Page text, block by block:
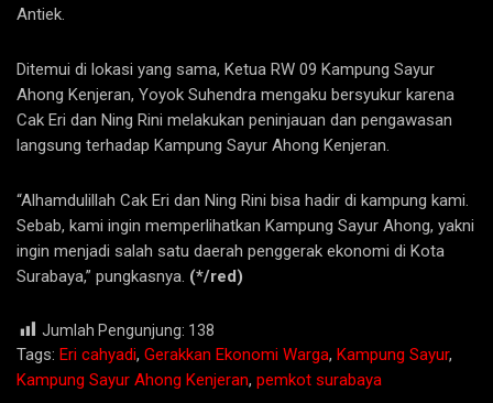
Antiek.
Ditemui di lokasi yang sama, Ketua RW 09 Kampung Sayur
Ahong Kenjeran, Yoyok Suhendra mengaku bersyukur karena
Cak Eri dan Ning Rini melakukan peninjauan dan pengawasan
langsung terhadap Kampung Sayur Ahong Kenjeran.
“Alhamdulillah Cak Eri dan Ning Rini bisa hadir di kampung kami.
Sebab, kami ingin memperlihatkan Kampung Sayur Ahong, yakni
ingin menjadi salah satu daerah penggerak ekonomi di Kota
Surabaya,” pungkasnya. (*/red)
Jumlah Pengunjung: 138
Tags: Eri cahyadi, Gerakkan Ekonomi Warga, Kampung Sayur,
Kampung Sayur Ahong Kenjeran, pemkot surabaya